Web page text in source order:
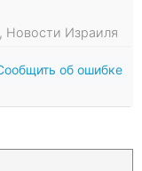
Новости Израиля
об ошибке